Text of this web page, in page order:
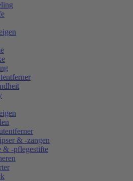
& -zangen
& -pflegestifte